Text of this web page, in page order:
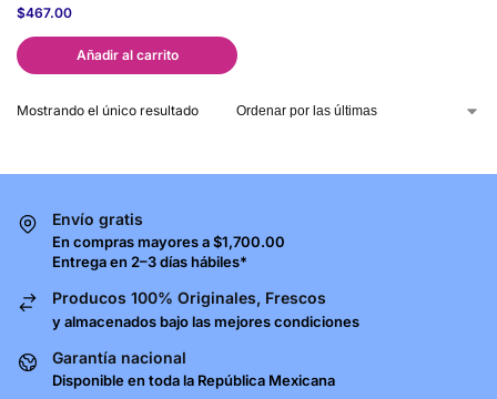
$467.00
Añadir al carrito
Mostrando el único resultado
Envío gratis
En compras mayores a $1,700.00
Entrega en 2–3 días hábiles*
Producos 100% Originales, Frescos
y almacenados bajo las mejores condiciones
Garantía nacional
Disponible en toda la República Mexicana